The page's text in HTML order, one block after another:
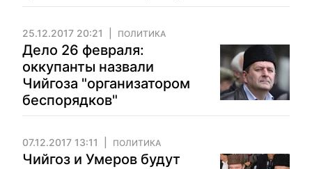
25.12.2017 20:21 ПОЛИТИКА
Дело 26 февраля:
оккупанты назвали
Чийгоза "организатором
беспорядков"
07.12.2017 13:11 ПОЛИТИКА
Чийгоз и Умеров будут